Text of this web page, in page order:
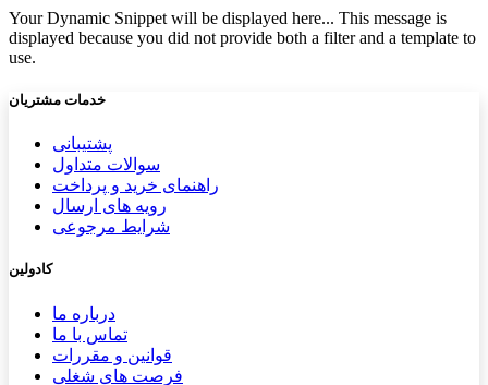
Your Dynamic Snippet will be displayed here... This message is
displayed because you did not provide both a filter and a template to
use.
خدمات مشتریان
پشتیب​​انی
سوالات متداول
راهنمای خرید و پرداخت
رویه های ارسال
شرایط مرجوعی
کادولین
درباره ما
تماس با ما
قوانین و مقررات
فرصت های شغلی